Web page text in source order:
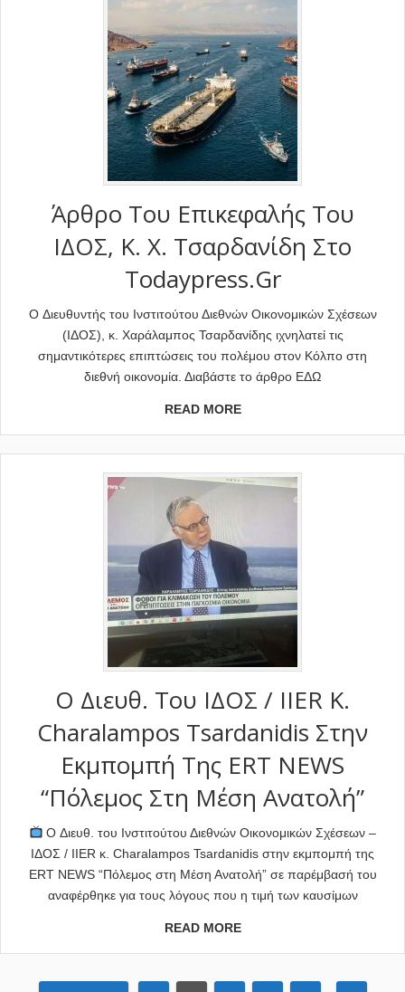
Άρθρο Του Επικεφαλής Του
ΙΔΟΣ, Κ. Χ. Τσαρδανίδη Στο
Todaypress.gr
O Διευθυντής του Ινστιτούτου Διεθνών Οικονομικών Σχέσεων
(ΙΔΟΣ), κ. Χαράλαμπος Τσαρδανίδης ιχνηλατεί τις
σημαντικότερες επιπτώσεις του πολέμου στον Κόλπο στη
διεθνή οικονομία. Διαβάστε το άρθρο ΕΔΩ
READ MORE
O Διευθ. Του ΙΔΟΣ / IIER Κ.
Charalampos Tsardanidis Στην
Εκμπομπή Της ERT NEWS
“Πόλεμος Στη Μέση Ανατολή”
O Διευθ. του Ινστιτούτου Διεθνών Οικονομικών Σχέσεων –
ΙΔΟΣ / IIER κ. Charalampos Tsardanidis στην εκμπομπή της
ERT NEWS “Πόλεμος στη Μέση Ανατολή” σε παρέμβασή του
αναφέρθηκε για τους λόγους που η τιμή των καυσίμων
READ MORE